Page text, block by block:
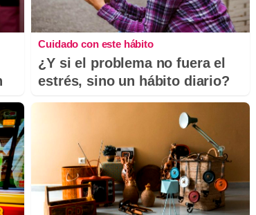
Cuidado con este hábito
¿Y si el problema no fuera el
estrés, sino un hábito diario?